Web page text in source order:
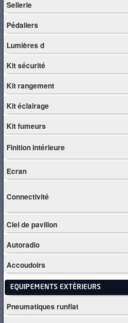
Sellerie
Pédaliers
Lumières d
Kit sécurité
Kit rangement
Kit éclairage
Kit fumeurs
Finition intérieure
Ecran
Connectivité
Ciel de pavillon
Autoradio
Accoudoirs
EQUIPEMENTS EXTÈRIEURS
Pneumatiques runflat